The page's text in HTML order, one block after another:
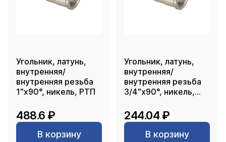
Угольник, латунь,
внутренняя/
внутренняя резьба
1"х90°, никель, РТП
488.6 ₽
В корзину
Угольник, латунь,
внутренняя/
внутренняя резьба
3/4"х90°, никель,
244.04 ₽
В корзину